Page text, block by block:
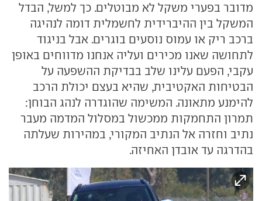
מדובר בפערי משקל לא מבוטלים. כך למשל, הבדל
המשקל בין ההיברידית לחשמלית דומה לנהיגה
ברכב ריק או עמוס נוסעים בוגרים. אבל בניגוד
לתחושה שאנו מכירים ועליה אנחנו מדווחים באופן
עקבי, הפעם עלינו שלב בבדיקת ההשפעה על
הבטיחות האקטיבית, שהיא בעצם יכולת הרכב
להימנע מתאונה. המשימה שהוגדרה לנהג הבוחן:
תמרון התחמקות ממכשול במסלול המדמה מעבר
נתיב וחזרה אל הנתיב המקורי, במהירות שעלתה
בהדרגה עד אובדן האחיזה.